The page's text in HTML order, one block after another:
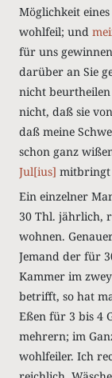
Möglichkeit
wohlfeil; und
für uns
darüber an Sie
nicht
nicht, daß sie
daß meine
schon ganz
Jul[ius] mitbringt
Ein einzelner
30 Thl. jährlich,
wohnen.
Jemand der für
Kammer im
betrifft, so hat
Eßen für 3 bis 4
mehrern; im
wohlfeiler. Ich